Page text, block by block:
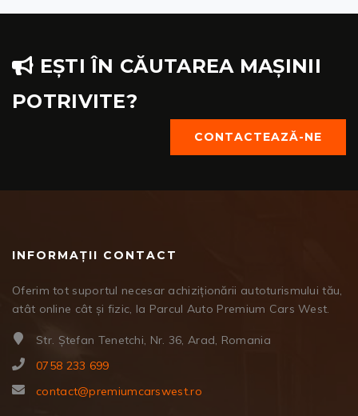
EȘTI ÎN CĂUTAREA MAȘINII
POTRIVITE?
CONTACTEAZĂ-NE
INFORMAȚII CONTACT
Oferim tot suportul necesar achiziționării autoturismului tău,
atât online cât și fizic, la Parcul Auto Premium Cars West.
Str. Ștefan Tenetchi, Nr. 36, Arad, Romania
0758 233 699
contact@premiumcarswest.ro